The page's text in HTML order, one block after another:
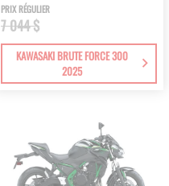
PRIX RÉGULIER
7 044 $
KAWASAKI BRUTE FORCE 300
2025